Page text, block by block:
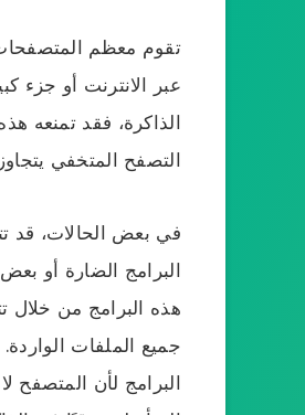
عبر الانترنت أو جزء
الذاكرة، فقد تمنعه
التصفح المتخفي
في بعض الحالات، قد
البرامج الضارة أو
هذه البرامج من خلال
جميع الملفات